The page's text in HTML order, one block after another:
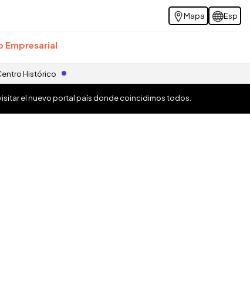
Mapa Esp
Empresarial
Histórico
visitar el nuevo portal país donde coincidimos todos.